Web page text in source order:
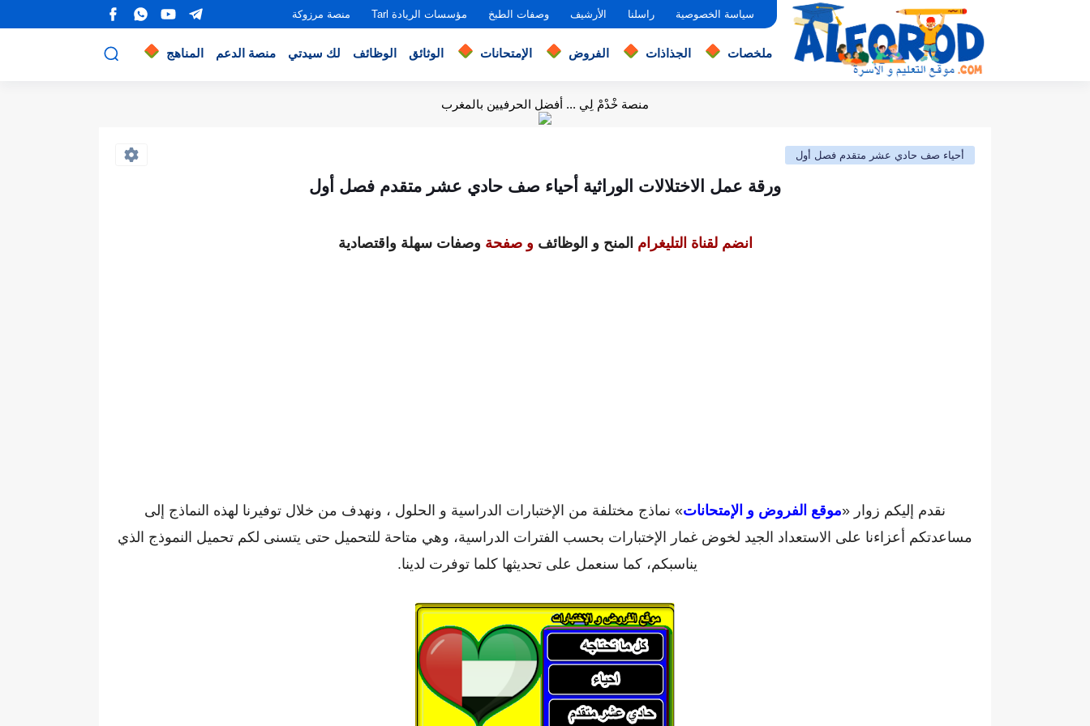
سياسة الخصوصية راسلنا الأرشيف وصفات الطبخ مؤسسات الريادة Tarl منصة مرزوكة
ملخصات الجذاذات الفروض الإمتحانات الوثائق الوظائف لك سيدتي منصة الدعم المناهج
منصة خْدْمْ لِي ... أفضل الحرفيين بالمغرب
أحياء صف حادي عشر متقدم فصل أول
ورقة عمل الاختلالات الوراثية أحياء صف حادي عشر متقدم فصل أول
انضم لقناة التليغرام المنح و الوظائف و صفحة وصفات سهلة واقتصادية
نقدم إليكم زوار «موقع الفروض و الإمتحانات» نماذج مختلفة من الإختبارات الدراسية و الحلول ، ونهدف من خلال توفيرنا لهذه النماذج إلى
مساعدتكم أعزاءنا على الاستعداد الجيد لخوض غمار الإختبارات بحسب الفترات الدراسية، وهي متاحة للتحميل حتى يتسنى لكم تحميل النموذج الذي
يناسبكم، كما سنعمل على تحديثها كلما توفرت لدينا.